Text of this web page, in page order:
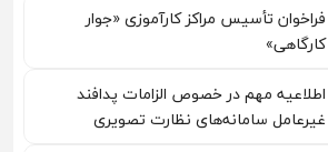
فراخوان تأسیس مراکز کارآموزی «جوار
کارگاهی»
اطلاعیه مهم در خصوص الزامات پدافند
غیرعامل سامانه‌های نظارت تصویری